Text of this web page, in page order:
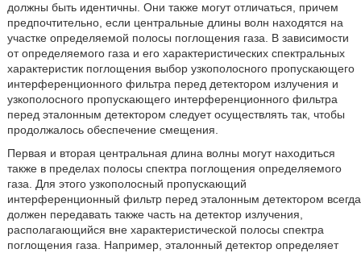
должны быть идентичны. Они также могут отличаться, причем
предпочтительно, если центральные длины волн находятся на
участке определяемой полосы поглощения газа. В зависимости
от определяемого газа и его характеристических спектральных
характеристик поглощения выбор узкополосного пропускающего
интерференционного фильтра перед детектором излучения и
узкополосного пропускающего интерференционного фильтра
перед эталонным детектором следует осуществлять так, чтобы
продолжалось обеспечение смещения.
Первая и вторая центральная длина волны могут находиться
также в пределах полосы спектра поглощения определяемого
газа. Для этого узкополосный пропускающий
интерференционный фильтр перед эталонным детектором всегда
должен передавать также часть на детектор излучения,
располагающийся вне характеристической полосы спектра
поглощения газа. Например, эталонный детектор определяет